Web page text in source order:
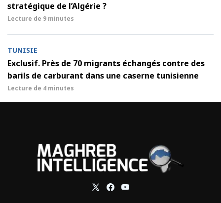
stratégique de l’Algérie ?
Lecture de 9 minutes
TUNISIE
Exclusif. Près de 70 migrants échangés contre des
barils de carburant dans une caserne tunisienne
Lecture de 4 minutes